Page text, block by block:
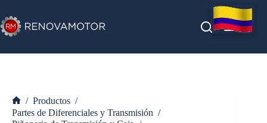
al
contenido
Inicio
/ Productos /
Partes de Diferenciales y Transmisión /